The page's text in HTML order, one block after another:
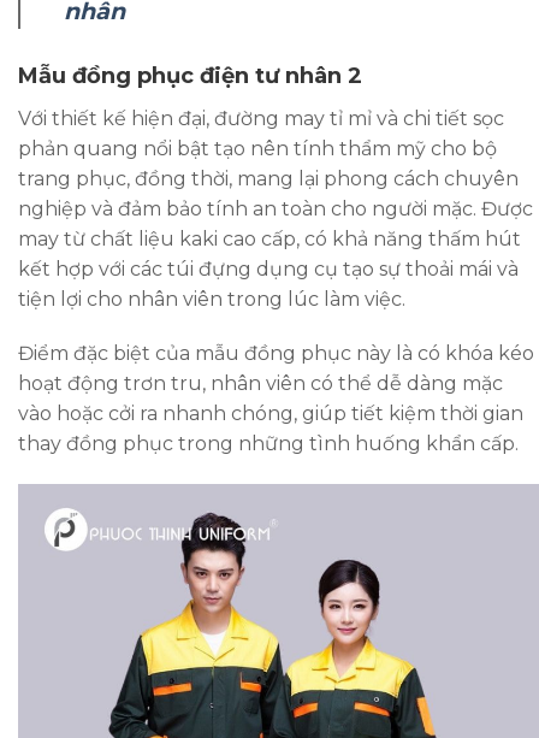
nhân
Mẫu đồng phục điện tư nhân 2
Với thiết kế hiện đại, đường may tỉ mỉ và chi tiết sọc
phản quang nổi bật tạo nên tính thẩm mỹ cho bộ
trang phục, đồng thời, mang lại phong cách chuyên
nghiệp và đảm bảo tính an toàn cho người mặc. Được
may từ chất liệu kaki cao cấp, có khả năng thấm hút
kết hợp với các túi đựng dụng cụ tạo sự thoải mái và
tiện lợi cho nhân viên trong lúc làm việc.
Điểm đặc biệt của mẫu đồng phục này là có khóa kéo
hoạt động trơn tru, nhân viên có thể dễ dàng mặc
vào hoặc cởi ra nhanh chóng, giúp tiết kiệm thời gian
thay đồng phục trong những tình huống khẩn cấp.